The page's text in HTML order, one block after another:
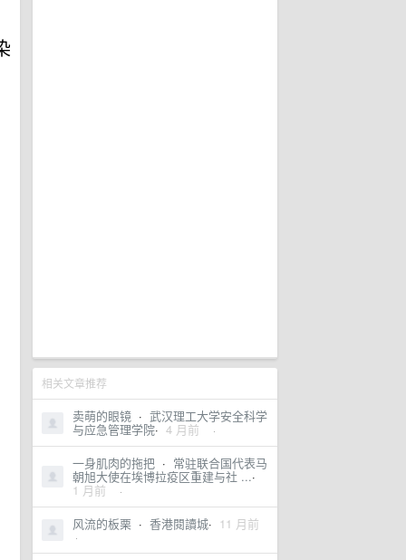
相关文章推荐
卖萌的眼镜 · 武汉理工大学安全科学
与应急管理学院· 4 月前 ·
一身肌肉的拖把 · 常驻联合国代表马
朝旭大使在埃博拉疫区重建与社 ...·
1 月前 ·
风流的板栗 · 香港閱讀城· 11 月前
·